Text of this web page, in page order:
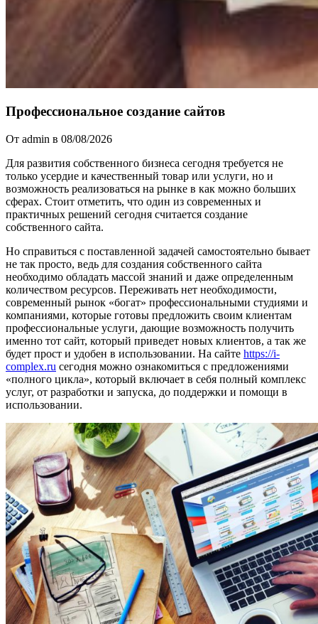
Профессиональное создание сайтов
От admin в 08/08/2026
Для развития собственного бизнеса сегодня требуется не
только усердие и качественный товар или услуги, но и
возможность реализоваться на рынке в как можно больших
сферах. Стоит отметить, что один из современных и
практичных решений сегодня считается создание
собственного сайта.
Но справиться с поставленной задачей самостоятельно бывает
не так просто, ведь для создания собственного сайта
необходимо обладать массой знаний и даже определенным
количеством ресурсов. Переживать нет необходимости,
современный рынок «богат» профессиональными студиями и
компаниями, которые готовы предложить своим клиентам
профессиональные услуги, дающие возможность получить
именно тот сайт, который приведет новых клиентов, а так же
будет прост и удобен в использовании. На сайте https://i-
complex.ru сегодня можно ознакомиться с предложениями
«полного цикла», который включает в себя полный комплекс
услуг, от разработки и запуска, до поддержки и помощи в
использовании.